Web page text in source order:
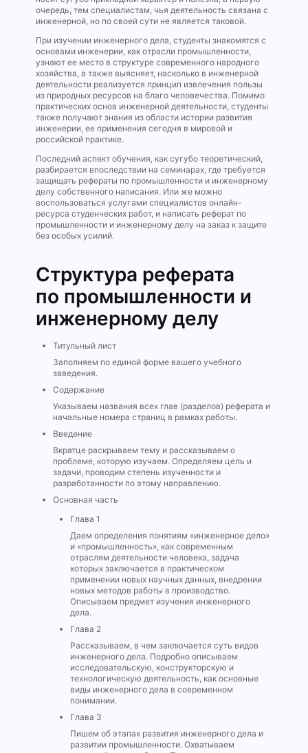
очередь, тем специалистам, чья деятельность связана с
инженерной, но по своей сути не является таковой.
При изучении инженерного дела, студенты знакомятся с
основами инженерии, как отрасли промышленности,
узнают ее место в структуре современного народного
хозяйства, а также выясняет, насколько в инженерной
деятельности реализуется принцип извлечения пользы
из природных ресурсов на благо человечества. Помимо
практических основ инженерной деятельности, студенты
также получают знания из области истории развития
инженерии, ее применения сегодня в мировой и
российской практике.
Последний аспект обучения, как сугубо теоретический,
разбирается впоследствии на семинарах, где требуется
защищать рефераты по промышленности и инженерному
делу собственного написания. Или же можно
воспользоваться услугами специалистов онлайн-
ресурса студенческих работ, и написать реферат по
промышленности и инженерному делу на заказ к защите
без особых усилий.
Структура реферата
по промышленности и
инженерному делу
Титульный лист
Заполняем по единой форме вашего учебного
заведения.
Содержание
Указываем названия всех глав (разделов) реферата и
начальные номера страниц в рамках работы.
Введение
Вкратце раскрываем тему и рассказываем о
проблеме, которую изучаем. Определяем цель и
задачи, проводим степень изученности и
разработанности по этому направлению.
Основная часть
Глава 1
Даем определения понятиям «инженерное дело»
и «промышленность», как современным
отраслям деятельности человека, задача
которых заключается в практическом
применении новых научных данных, внедрении
новых методов работы в производство.
Описываем предмет изучения инженерного
дела.
Глава 2
Рассказываем, в чем заключается суть видов
инженерного дела. Подробно описываем
исследовательскую, конструкторскую и
технологическую деятельность, как основные
виды инженерного дела в современном
понимании.
Глава 3
Пишем об этапах развития инженерного дела и
развитии промышленности. Охватываем